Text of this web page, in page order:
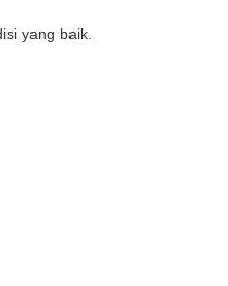
yang baik.